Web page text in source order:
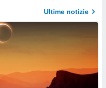
Ultime notizie